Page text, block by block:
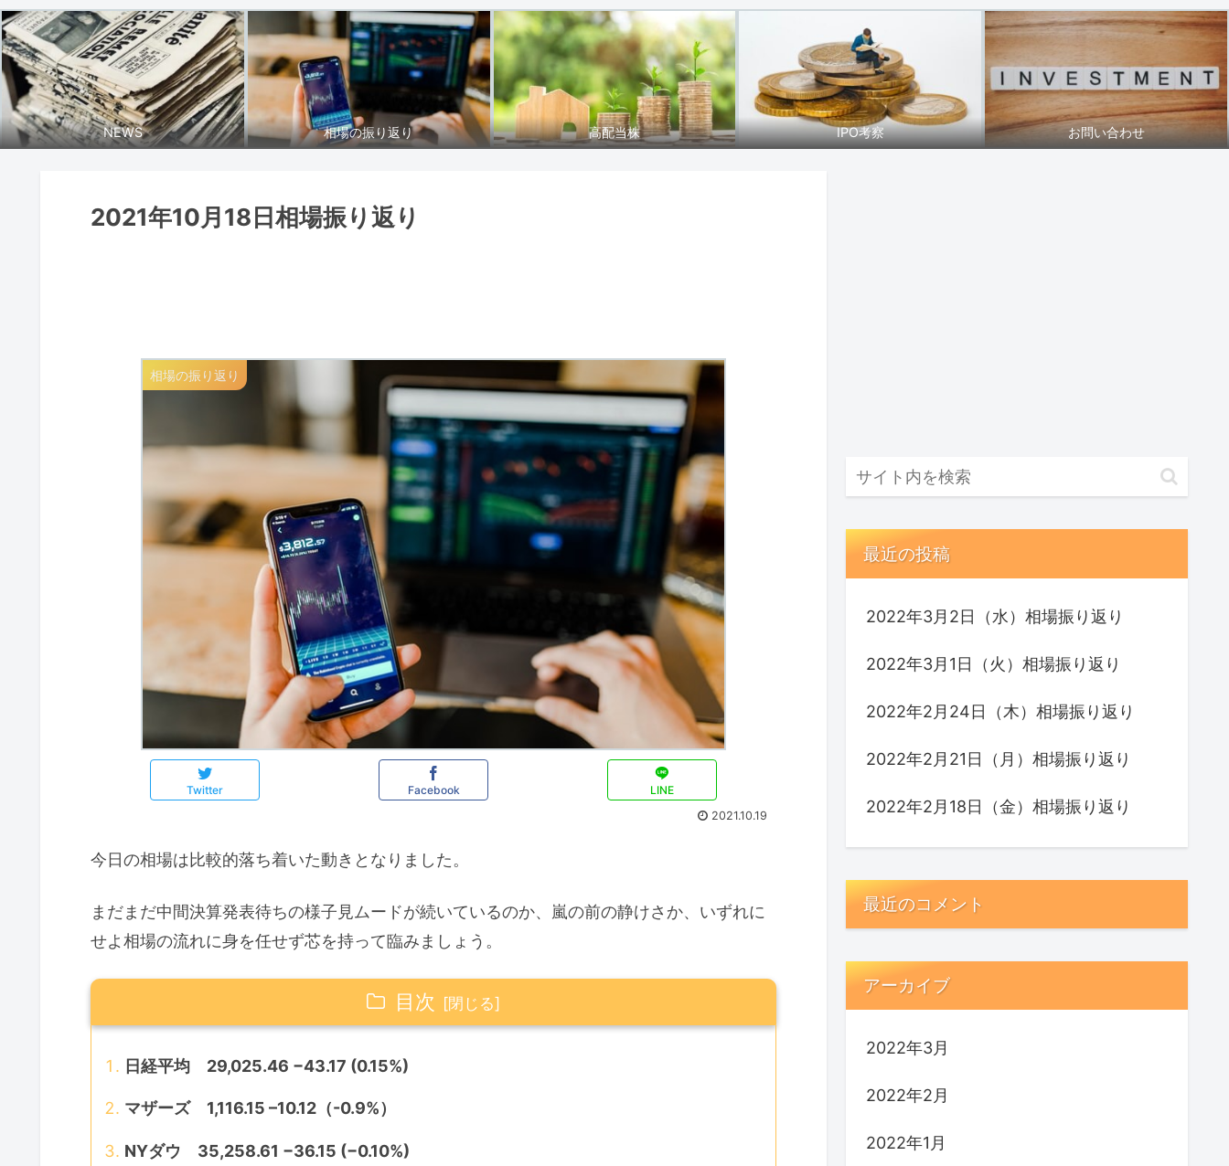
NEWS 相場の振り返り 高配当株 IPO考察 お問い合わせ
2021年10月18日相場振り返り
相場の振り返り
Twitter Facebook
LINE
2021.10.19
今日の相場は比較的落ち着いた動きとなりました。
まだまだ中間決算発表待ちの様子見ムードが続いているのか、嵐の前の静けさか、いずれに
せよ相場の流れに身を任せず芯を持って臨みましょう。
目次
日経平均 29,025.46 −43.17 (0.15%)
マザーズ 1,116.15 –10.12（-0.9%）
NYダウ 35,258.61 −36.15 (−0.10%)
最近の投稿
2022年3月2日（水）相場振り返り
2022年3月1日（火）相場振り返り
2022年2月24日（木）相場振り返り
2022年2月21日（月）相場振り返り
2022年2月18日（金）相場振り返り
最近のコメント
アーカイブ
2022年3月
2022年2月
2022年1月